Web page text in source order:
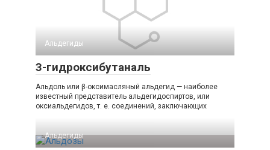
Альдегиды
3-гидроксибутаналь
Альдоль или β-оксимасляный альдегид — наиболее
известный представитель альдегидоспиртов, или
оксиальдегидов, т. е. соединений, заключающих
Альдегиды